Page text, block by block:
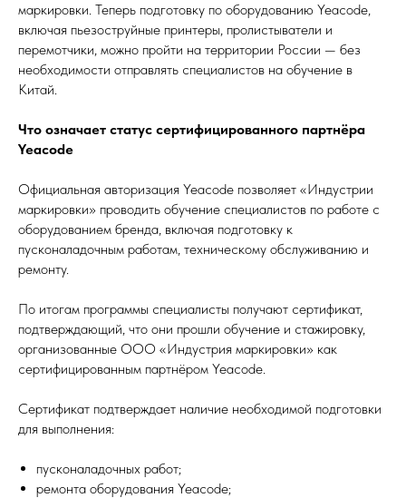
маркировки. Теперь подготовку по оборудованию Yeacode,
включая пьезоструйные принтеры, пролистыватели и
перемотчики, можно пройти на территории России — без
необходимости отправлять специалистов на обучение в
Китай.
Что означает статус сертифицированного партнёра
Yeacode
Официальная авторизация Yeacode позволяет «Индустрии
маркировки» проводить обучение специалистов по работе с
оборудованием бренда, включая подготовку к
пусконаладочным работам, техническому обслуживанию и
ремонту.
По итогам программы специалисты получают сертификат,
подтверждающий, что они прошли обучение и стажировку,
организованные ООО «Индустрия маркировки» как
сертифицированным партнёром Yeacode.
Сертификат подтверждает наличие необходимой подготовки
для выполнения:
пусконаладочных работ;
ремонта оборудования Yeacode;